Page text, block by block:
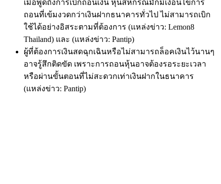
เมื่อพูดถึงการเบิกถอนเงิน หุ้นสหกรณ์มักมีเงื่อนไขการ
ถอนที่เข้มงวดกว่าเงินฝากธนาคารทั่วไป ไม่สามารถเบิก
ใช้ได้อย่างอิสระตามที่ต้องการ (แหล่งข่าว: Lemon8
Thailand) และ (แหล่งข่าว: Pantip)
ผู้ที่ต้องการเงินสดฉุกเฉินหรือไม่สามารถล็อคเงินไว้นานๆ
อาจรู้สึกติดขัด เพราะการถอนหุ้นอาจต้องรอระยะเวลา
หรือผ่านขั้นตอนที่ไม่สะดวกเท่าเงินฝากในธนาคาร
(แหล่งข่าว: Pantip)